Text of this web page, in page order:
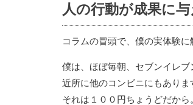
人の行動が成果に
コラムの冒頭で、僕の実体験に
僕は、ほぼ毎朝、セブンイレブ
近所に他のコンビニにもありま
それは１００円ちょうどだから。